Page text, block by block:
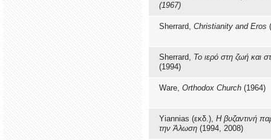
(1967)
Sherrard, Christianity and Eros
Sherrard, Το ιερό στη ζωή και
(1994)
Ware, Orthodox Church (1964)
Yiannias (εκδ.), Η βυζαντινή
την Άλωση (1994, 2008)